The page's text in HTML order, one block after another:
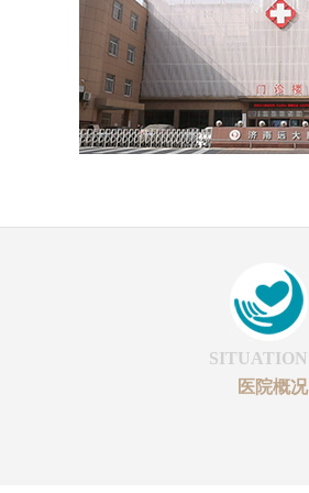
SITUATION
医院概况